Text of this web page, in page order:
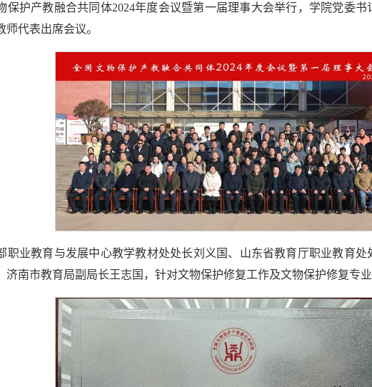
保护产教融合共同体2024年度会议暨第一届理事大会举行，学院党委
代表出席会议。
职业教育与发展中心教学教材处处长刘义国、山东省教育厅职业教育
济南市教育局副局长王志国，针对文物保护修复工作及文物保护修复专业